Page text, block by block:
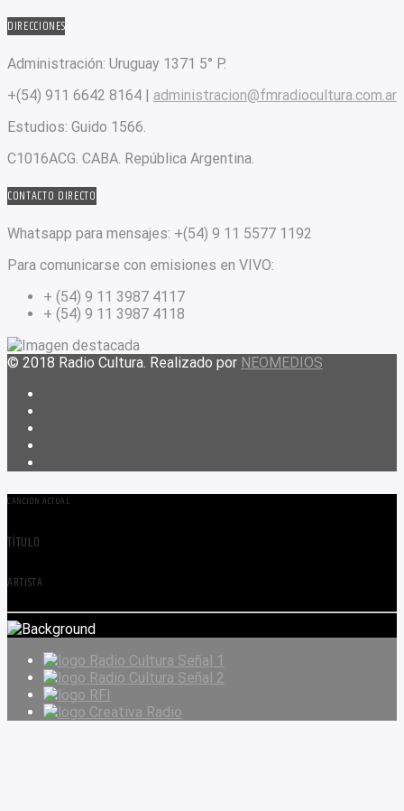
DIRECCIONES
Administración: Uruguay 1371 5° P.
+(54) 911 6642 8164 | administracion@fmradiocultura.com.ar
Estudios: Guido 1566.
C1016ACG . CABA. República Argentina.
CONTACTO DIRECTO
Whatsapp para mensajes: +(54) 9 11 5577 1192
Para comunicarse con emisiones en VIVO:
+ (54) 9 11 3987 4117
+ (54) 9 11 3987 4118
© 2018 Radio Cultura. Realizado por NEOMEDIOS
CANCIÓN ACTUAL
TÍTULO
ARTISTA
Radio Cultura Señal 1
Radio Cultura Señal 2
RFI
Creativa Radio